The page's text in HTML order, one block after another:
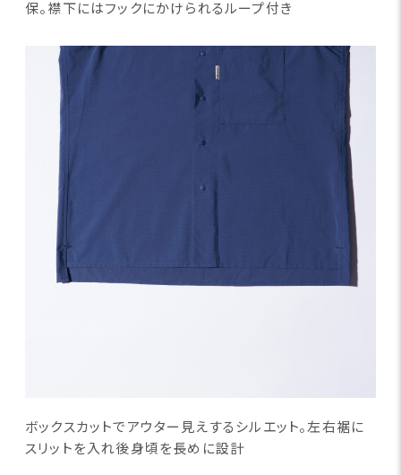
保。襟下にはフックにかけられるループ付き
ボックスカットでアウター見えするシルエット。左右裾に
スリットを入れ後身頃を長めに設計